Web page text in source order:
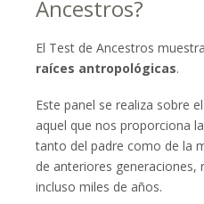
Ancestros?
El Test de Ancestros muestra
raíces antropológicas.
Este panel se realiza sobre
aquel que nos proporciona
tanto del padre como de la
de anteriores
incluso miles de años.